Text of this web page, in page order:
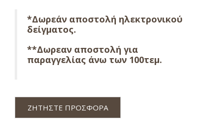
*Δωρεάν αποστολή ηλεκτρονικού
δείγματος.
**Δωρεαν αποστολή για
παραγγελίας άνω των 100τεμ.
ΖΗΤΗΣΤΕ ΠΡΟΣΦΟΡΑ